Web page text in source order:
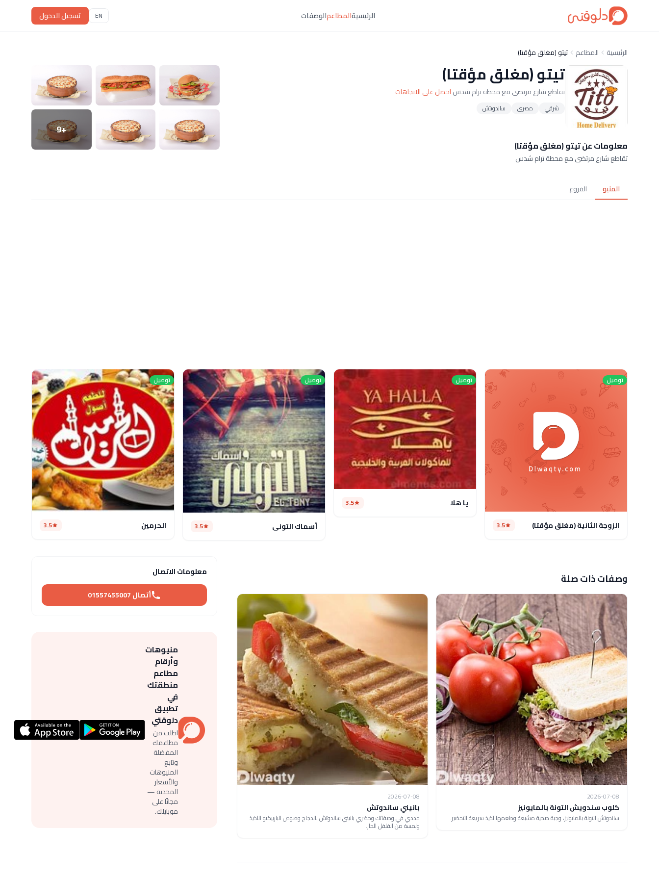
الرئيسيةالمطاعمالوصفات EN تسجيل الدخول
الرئيسية المطاعم تيتو (مغلق مؤقتا)
تيتو (مغلق مؤقتا)
تقاطع شارع مرتضى مع محطة ترام شدساحصل على الاتجاهات
شرقي مصري ساندويتش
معلومات عن تيتو (مغلق مؤقتا)
تقاطع شارع مرتضى مع محطة ترام شدس
+9
المنيو الفروع
توصيل
الزوجة الثانية (مغلق مؤقتا) 3.5
توصيل
يا هلا 3.5
توصيل
أسماك التوني 3.5
توصيل
الحرمين 3.5
وصفات ذات صلة
2026-07-08
كلوب سندويش التونة بالمايونيز
ساندوتش التونة بالمايونيز، وجبة صحية مشبعة وطعمها لذيذ سريعة التحضير.
2026-07-08
بانيني ساندوتش
جددي في وصفاتك وحضري بانيني ساندوتش بالدجاج وصوص الباربيكيو اللذيذ
ولمسة من الفلفل الحار.
معلومات الاتصال
أتصال 01557455007
منيوهات
وأرقام
مطاعم
منطقتك
في
تطبيق
دلوقتي
اطلب من
مطاعمك
المفضلة
وتابع
المنيوهات
والأسعار
المحدثة —
مجانًا على
موبايلك.